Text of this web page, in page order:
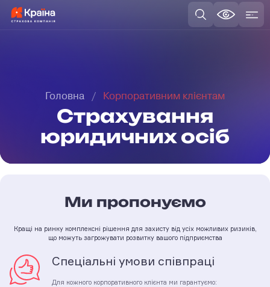
Головна Корпоративним клієнтам
Страхування
юридичних осіб
Ми пропонуємо
Кращі на ринку комплексні рішення для захисту від усіх можливих ризиків,
що можуть загрожувати розвитку вашого підприємства
Спеціальні умови співпраці
Для кожного корпоративного клієнта ми гарантуємо: